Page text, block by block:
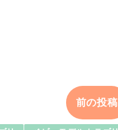
前の投稿